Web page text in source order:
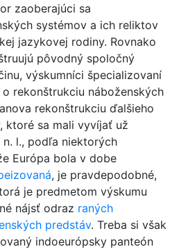
zaoberajúci sa
systémov a ich reliktov
jazykovej rodiny. Rovnako
pôvodný spoločný
výskumníci špecializovaní
rekonštrukciu náboženských
rekonštrukciu ďalšieho
ktoré sa mali vyvíjať už
l., podľa niektorých
Európa bola v dobe
, je pravdepodobné,
je predmetom výskumu
nájsť odraz raných
predstáv. Treba si však
indoeurópsky panteón